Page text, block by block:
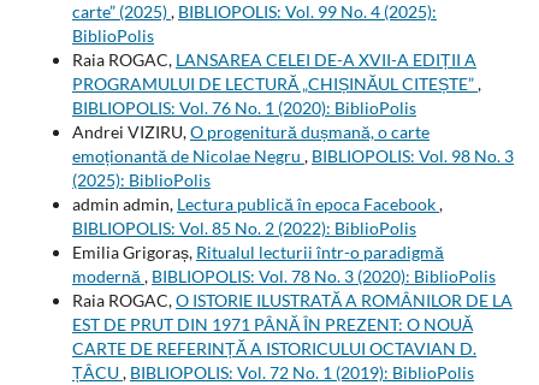
carte” (2025), BIBLIOPOLIS: Vol. 99 No. 4 (2025):
BiblioPolis
Raia ROGAC, LANSAREA CELEI DE-A XVII-A EDIȚII A
PROGRAMULUI DE LECTURĂ „CHIȘINĂUL CITEȘTE”,
BIBLIOPOLIS: Vol. 76 No. 1 (2020): BiblioPolis
Andrei VIZIRU,O progenitură dușmană, o carte
emoționantă de Nicolae Negru , BIBLIOPOLIS: Vol. 98 No. 3
(2025): BiblioPolis
admin admin, Lectura publică în epoca Facebook,
BIBLIOPOLIS: Vol. 85 No. 2 (2022): BiblioPolis
Emilia Grigoraș, Ritualul lecturii într-o paradigmă
modernă , BIBLIOPOLIS: Vol. 78 No. 3 (2020): BiblioPolis
Raia ROGAC,O ISTORIE ILUSTRATĂ A ROMÂNILOR DE LA
EST DE PRUT DIN 1971 PÂNĂ ÎN PREZENT: O NOUĂ
CARTE DE REFERINȚĂ A ISTORICULUI OCTAVIAN D.
ȚÂCU, BIBLIOPOLIS: Vol. 72 No. 1 (2019): BiblioPolis